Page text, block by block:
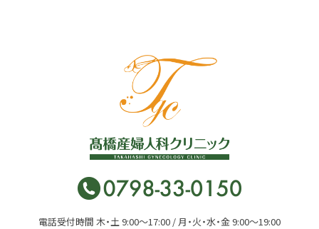
電話受付時間 木・土 9:00〜17:00 / 月・火・水・金 9:00〜19:00